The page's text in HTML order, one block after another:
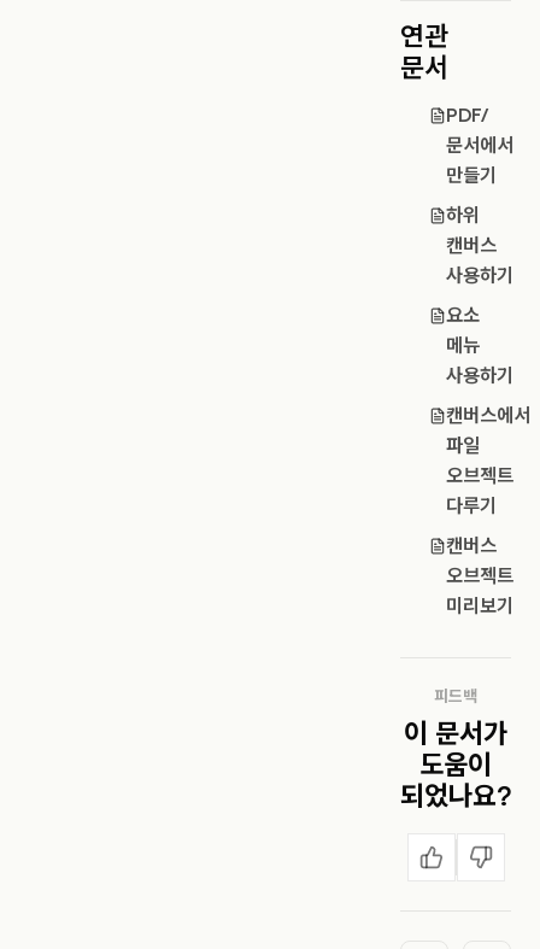
연관
문서
PDF/
문서에서
만들기
하위
캔버스
사용하기
요소
메뉴
사용하기
캔버스에서
파일
오브젝트
다루기
캔버스
오브젝트
미리보기
피드백
이 문서가
도움이
되었나요?